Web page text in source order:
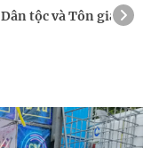
Dân tộc và Tôn giáo